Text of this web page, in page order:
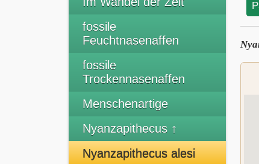
fossile
Feuchtnasenaffen
fossile
Trockennasenaffen
Menschenartige
Nyanzapithecus ↑
Nyanzapithecus alesi